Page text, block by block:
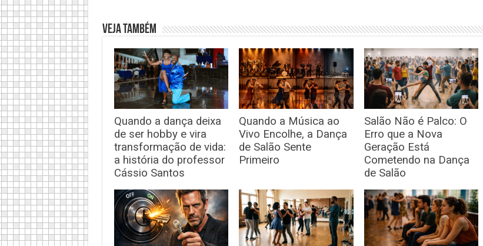
Veja também
Quando a dança deixa
de ser hobby e vira
transformação de vida:
a história do professor
Cássio Santos
Quando a Música ao
Vivo Encolhe, a Dança
de Salão Sente
Primeiro
Salão Não é Palco: O
Erro que a Nova
Geração Está
Cometendo na Dança
de Salão